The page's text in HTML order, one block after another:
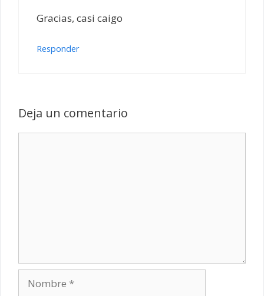
Gracias, casi caigo
Responder
Deja un comentario